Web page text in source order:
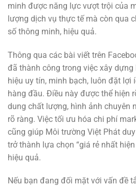
minh được năng lực vượt trội của
lượng dịch vụ thực tế mà còn qua
số thông minh, hiệu quả.
Thông qua các bài viết trên
đã thành công trong việc xây
hiệu uy tín, minh bạch, luôn đặt lợi
hàng đầu. Điều này được thể hiện
dung chất lượng, hình ảnh chuyên
rõ ràng. Việc tối ưu hóa chi phí
cũng giúp Môi trường Việt Phát
trở thành lựa chọn “giá rẻ nhất
hiệu quả.
Nếu bạn đang đối mặt với vấn đề